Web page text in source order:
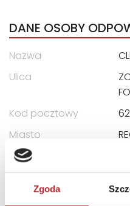
Zgoda
DANE OSOBY
Nazwa
Ulica
Kod pocztowy
Miasto
E-mail
INNI KLIENCI